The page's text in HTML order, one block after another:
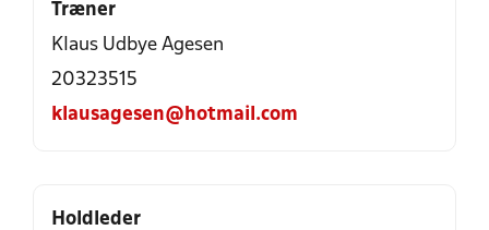
Træner
Klaus Udbye Agesen
20323515
klausagesen@hotmail.com
Holdleder